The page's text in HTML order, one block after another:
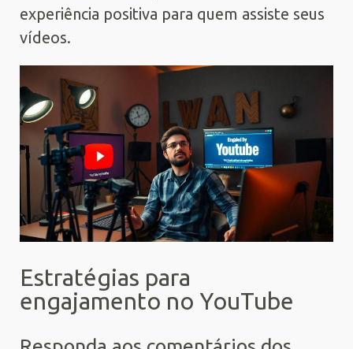
experiência positiva para quem assiste seus
vídeos.
Estratégias para
engajamento no YouTube